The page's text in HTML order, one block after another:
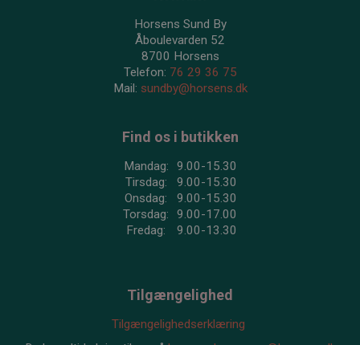
Horsens Sund By
Åboulevarden 52
8700 Horsens
Telefon: 76 29 36 75
Mail: sundby@horsens.dk
Find os i butikken
Mandag:
9.00-15.30
Tirsdag:
9.00-15.30
Onsdag:
9.00-15.30
Torsdag:
9.00-17.00
Fredag:
9.00-13.30
Tilgængelighed
Tilgængelighedserklæring